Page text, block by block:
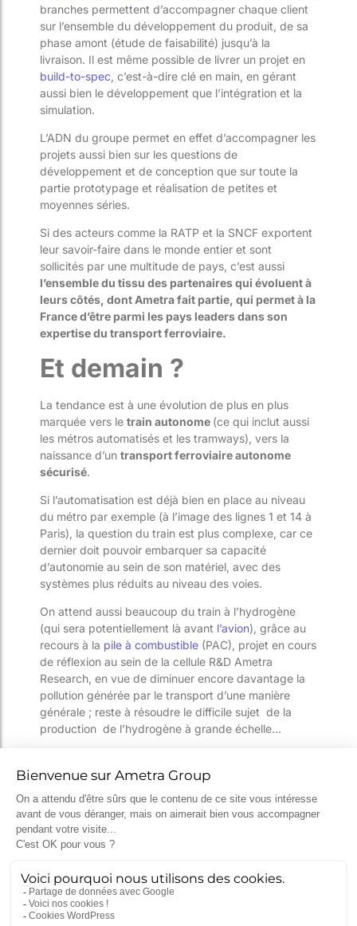
branches permettent d’accompagner chaque client
sur l’ensemble du développement du produit, de sa
phase amont (étude de faisabilité) jusqu’à la
livraison. Il est même possible de livrer un projet en
build-to-spec , c’est-à-dire clé en main, en gérant
aussi bien le développement que l’intégration et la
simulation.
L’ADN du groupe permet en effet d’accompagner les
projets aussi bien sur les questions de
développement et de conception que sur toute la
partie prototypage et réalisation de petites et
moyennes séries.
Si des acteurs comme la RATP et la SNCF exportent
leur savoir-faire dans le monde entier et sont
sollicités par une multitude de pays, c’est aussi
l’ensemble du tissu des partenaires qui évoluent à
leurs côtés, dont Ametra fait partie, qui permet à la
France d’être parmi les pays leaders dans son
expertise du transport ferroviaire.
Et demain ?
La tendance est à une évolution de plus en plus
marquée vers le train autonome (ce qui inclut aussi
les métros automatisés et les tramways), vers la
naissance d’un transport ferroviaire autonome
sécurisé.
Si l’automatisation est déjà bien en place au niveau
du métro par exemple (à l’image des lignes 1 et 14 à
Paris), la question du train est plus complexe, car ce
dernier doit pouvoir embarquer sa capacité
d’autonomie au sein de son matériel, avec des
systèmes plus réduits au niveau des voies.
On attend aussi beaucoup du train à l’hydrogène
(qui sera potentiellement là avant l’avion), grâce au
recours à la pile à combustible (PAC), projet en cours
de réflexion au sein de la cellule R&D Ametra
Research, en vue de diminuer encore davantage la
pollution générée par le transport d’une manière
générale ; reste à résoudre le difficile sujet de la
production de l’hydrogène à grande échelle…
cours de recherche et d’évolution : les
car le transport ferroviaire est, nous l’avons vu, l’un
des plus prometteurs pour répondre aux enjeux
environnementaux, de sécurité et de déplacements
Ametra Group accompagne ses clients dans ces
démarches de réflexion, sur des thématiques aussi
avancées que l’optimisation du transport via une